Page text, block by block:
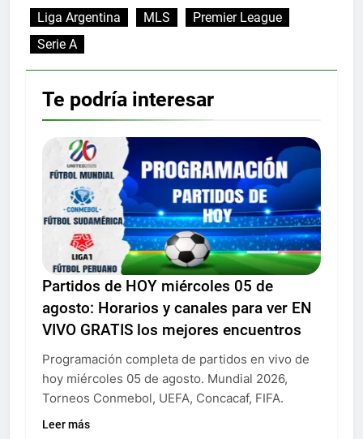
Liga Argentina
MLS
Premier League
Serie A
Te podría interesar
Partidos de HOY miércoles 05 de
agosto: Horarios y canales para ver EN
VIVO GRATIS los mejores encuentros
Programación completa de partidos en vivo de
hoy miércoles 05 de agosto. Mundial 2026,
Torneos Conmebol, UEFA, Concacaf, FIFA.
Leer más